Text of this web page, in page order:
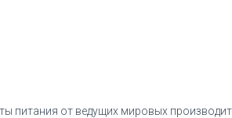
питания от ведущих мировых